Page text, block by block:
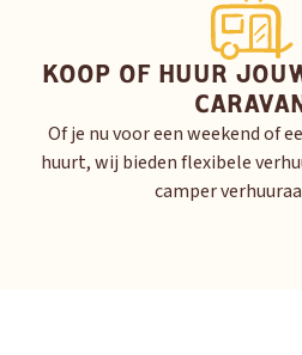
KOOP OF HUUR
CARAVAN
Of je nu voor een weekend of
huurt, wij bieden flexibele
camper